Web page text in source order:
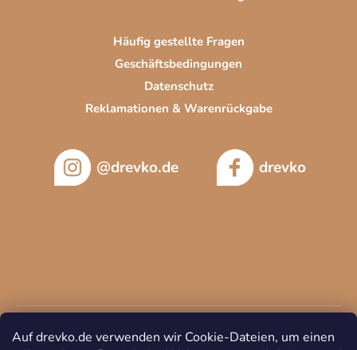
Auf drevko.de verwenden wir Cookie-Dateien, um einen
Häufig gestellte Fragen
Geschäftsbedingungen
Datenschutz
Reklamationen & Warenrückgabe
@drevko.de drevko